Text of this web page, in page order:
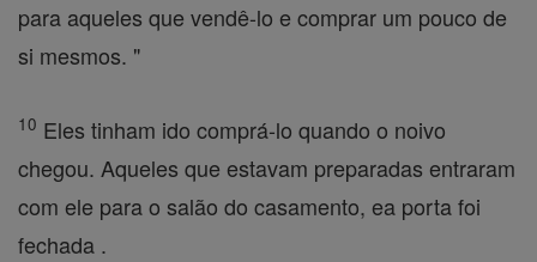
para aqueles que vendê-lo e comprar um pouco de
si mesmos. "
10 Eles tinham ido comprá-lo quando o noivo
chegou. Aqueles que estavam preparadas entraram
com ele para o salão do casamento, ea porta foi
fechada .